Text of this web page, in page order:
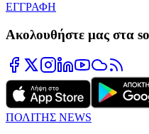
ΕΓΓΡΑΦΗ
Ακολουθήστε μας στα
ΠΟΛΙΤΗΣ NEWS